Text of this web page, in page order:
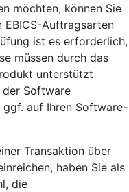
möchten, können Sie
Auftragsarten
ist es erforderlich,
müssen durch das
unterstützt
Software
ggf. auf Ihren Software-
Transaktion über
haben Sie als
die